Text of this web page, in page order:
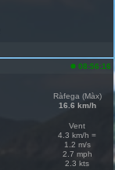
08:56:16
Ràfega (Màx)
16.6 km/h
Vent
4.3 km/h =
1.2 m/s
2.7 mph
2.3 kts